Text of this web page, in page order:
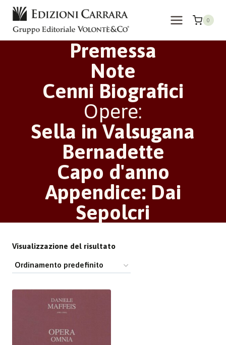
Salta
contenuto
0
Premessa
Note
Cenni Biografici
Opere:
Sella in Valsugana
Bernadette
Capo d'anno
Appendice: Dai
Sepolcri
Visualizzazione del risultato